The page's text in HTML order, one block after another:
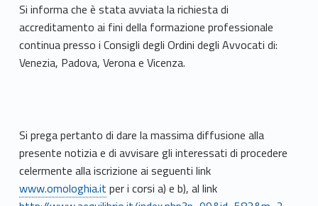
Si informa che è stata avviata la richiesta di
accreditamento ai fini della formazione professionale
continua presso i Consigli degli Ordini degli Avvocati di:
Venezia, Padova, Verona e Vicenza.
Si prega pertanto di dare la massima diffusione alla
presente notizia e di avvisare gli interessati di procedere
celermente alla iscrizione ai seguenti link
www.omologhia.it per i corsi a) e b), al link